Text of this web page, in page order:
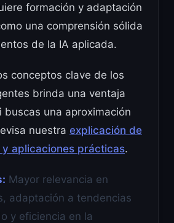
formación y adaptación
una comprensión sólida
de la IA aplicada.
conceptos clave de los
brinda una ventaja
buscas una aproximación
nuestra explicación de
aplicaciones prácticas.
Mayor relevancia en
adaptación a tendencias
y eficiencia en la